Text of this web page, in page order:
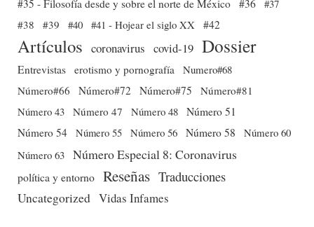
#35 - Filosofía desde y sobre el norte de México #36 #37
#38
#39 #40 #41 - Hojear el siglo XX #42
Artículos coronavirus covid-19 Dossier
Entrevistas erotismo y pornografía
Numero#68
Número#66
Número#72 Número#75
Número#81
Número 43 Número 47 Número 48 Número 51
Número 54 Número 55 Número 56 Número 58
Número 60
Número 63 Número Especial 8: Coronavirus
política y entorno Reseñas Traducciones
Uncategorized Vidas Infames